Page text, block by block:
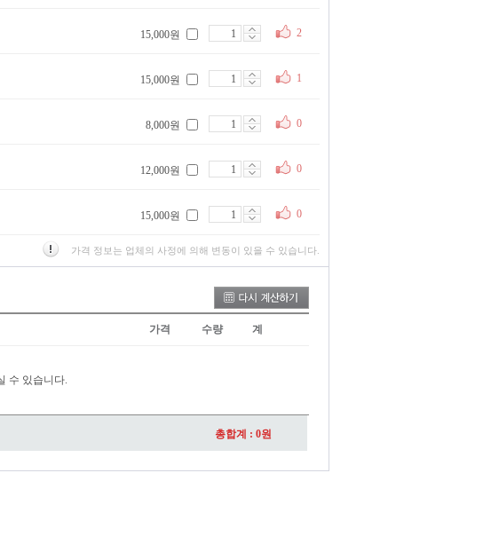
15,000원 2
15,000원 1
8,000원 0
12,000원 0
15,000원 0
가격 정보는 업체의 사정에 의해 변동이 있을 수 있습니다.
가격 수량 계
수 있습니다.
총합계 : 0원